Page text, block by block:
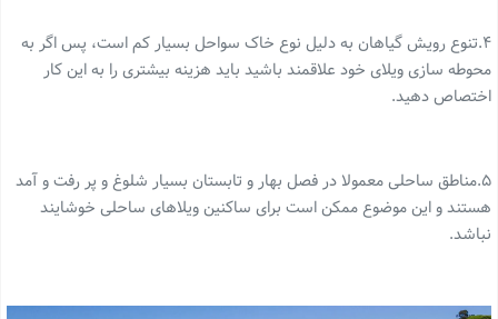
۴.تنوع رویش گیاهان به دلیل نوع خاک سواحل بسیار کم است، پس اگر به
محوطه سازی ویلای خود علاقمند باشید باید هزینه بیشتری را به این کار
اختصاص دهید.
۵.مناطق ساحلی معمولا در فصل بهار و تابستان بسیار شلوغ و پر رفت و آمد
هستند و این موضوع ممکن است برای ساکنین ویلاهای ساحلی خوشایند
نباشد‌.